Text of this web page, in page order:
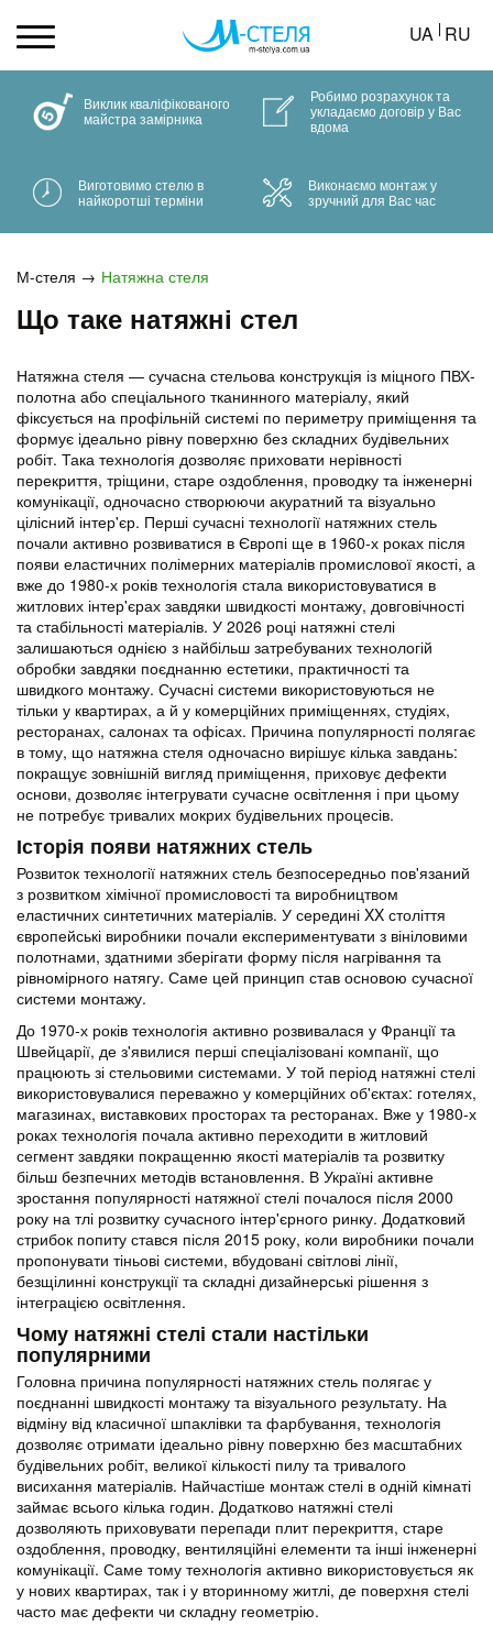
UA RU
Виклик кваліфікованого
майстра замірника
Робимо розрахунок та
укладаємо договір у Вас
вдома
Виготовимо стелю в
найкоротші терміни
Виконаємо монтаж у
зручний для Вас час
М-стеля Натяжна стеля
Що таке натяжні стел
Натяжна стеля — сучасна стельова конструкція із міцного ПВХ-
полотна або спеціального тканинного матеріалу, який
фіксується на профільній системі по периметру приміщення та
формує ідеально рівну поверхню без складних будівельних
робіт. Така технологія дозволяє приховати нерівності
перекриття, тріщини, старе оздоблення, проводку та інженерні
комунікації, одночасно створюючи акуратний та візуально
цілісний інтер'єр. Перші сучасні технології натяжних стель
почали активно розвиватися в Європі ще в 1960-х роках після
появи еластичних полімерних матеріалів промислової якості, а
вже до 1980-х років технологія стала використовуватися в
житлових інтер'єрах завдяки швидкості монтажу, довговічності
та стабільності матеріалів. У 2026 році натяжні стелі
залишаються однією з найбільш затребуваних технологій
обробки завдяки поєднанню естетики, практичності та
швидкого монтажу. Сучасні системи використовуються не
тільки у квартирах, а й у комерційних приміщеннях, студіях,
ресторанах, салонах та офісах. Причина популярності полягає
в тому, що натяжна стеля одночасно вирішує кілька завдань:
покращує зовнішній вигляд приміщення, приховує дефекти
основи, дозволяє інтегрувати сучасне освітлення і при цьому
не потребує тривалих мокрих будівельних процесів.
Історія появи натяжних стель
Розвиток технології натяжних стель безпосередньо пов'язаний
з розвитком хімічної промисловості та виробництвом
еластичних синтетичних матеріалів. У середині XX століття
європейські виробники почали експериментувати з вініловими
полотнами, здатними зберігати форму після нагрівання та
рівномірного натягу. Саме цей принцип став основою сучасної
системи монтажу.
До 1970-х років технологія активно розвивалася у Франції та
Швейцарії, де з'явилися перші спеціалізовані компанії, що
працюють зі стельовими системами. У той період натяжні стелі
використовувалися переважно у комерційних об'єктах: готелях,
магазинах, виставкових просторах та ресторанах. Вже у 1980-х
роках технологія почала активно переходити в житловий
сегмент завдяки покращенню якості матеріалів та розвитку
більш безпечних методів встановлення. В Україні активне
зростання популярності натяжної стелі почалося після 2000
року на тлі розвитку сучасного інтер'єрного ринку. Додатковий
стрибок попиту стався після 2015 року, коли виробники почали
пропонувати тіньові системи, вбудовані світлові лінії,
безщілинні конструкції та складні дизайнерські рішення з
інтеграцією освітлення.
Чому натяжні стелі стали настільки
популярними
Головна причина популярності натяжних стель полягає у
поєднанні швидкості монтажу та візуального результату. На
відміну від класичної шпаклівки та фарбування, технологія
дозволяє отримати ідеально рівну поверхню без масштабних
будівельних робіт, великої кількості пилу та тривалого
висихання матеріалів. Найчастіше монтаж стелі в одній кімнаті
займає всього кілька годин. Додатково натяжні стелі
дозволяють приховувати перепади плит перекриття, старе
оздоблення, проводку, вентиляційні елементи та інші інженерні
комунікації. Саме тому технологія активно використовується як
у нових квартирах, так і у вторинному житлі, де поверхня стелі
часто має дефекти чи складну геометрію.